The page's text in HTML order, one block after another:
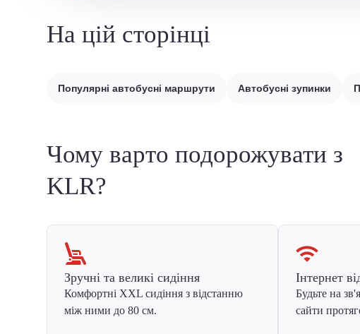
На цій сторінці
Популярні автобусні маршрути Автобусні зупинки
Чому варто подорожувати з
KLR?
Зручні та великі сидіння
Комфортні XXL сидіння з відстанню
між ними до 80 см.
Інтернет
Будьте на
сайти